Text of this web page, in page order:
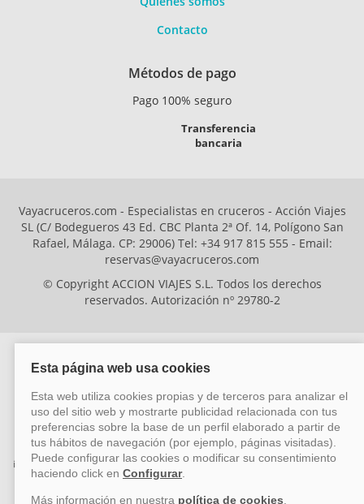
Contacto
Métodos de pago
Pago 100% seguro
Transferencia
bancaria
Vayacruceros.com - Especialistas en cruceros - Acción Viajes
SL (C/ Bodegueros 43 Ed. CBC Planta 2ª Of. 14, Polígono San
Rafael, Málaga. CP: 29006) Tel: +34 917 815 555 - Email:
reservas@vayacruceros.com
© Copyright ACCION VIAJES S.L. Todos los derechos
reservados. Autorización nº 29780-2
ACCION VIAJES SL ha sido beneficiaria del Fondo Europeo de Desarrollo
Regional (FEDER), cuyo objetivo es mejorar la competitividad de las pymes
mediante el impulso de la innovación, el desarrollo tecnológico, la
investigación de calidad y el uso seguro y fiable del ciberespacio. Gracias a
esta financiación, la empresa ha puesto en marcha un Plan de Acción